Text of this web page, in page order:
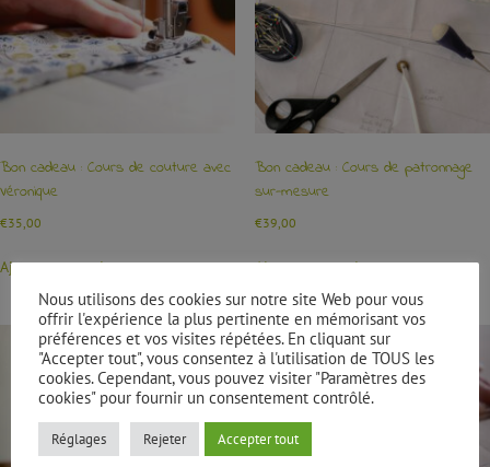
Bon cadeau : Cours de couture avec
Véronique
€35,00
Ajouter au panier
Bon cadeau : Cours de patronnage
sur-mesure
€39,00
Ajouter au panier
Nous utilisons des cookies sur notre site Web pour vous
offrir l'expérience la plus pertinente en mémorisant vos
préférences et vos visites répétées. En cliquant sur
"Accepter tout", vous consentez à l'utilisation de TOUS les
cookies. Cependant, vous pouvez visiter "Paramètres des
cookies" pour fournir un consentement contrôlé.
Réglages Rejeter Accepter tout